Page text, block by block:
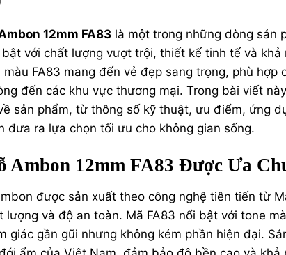
12mm FA83 là một trong những dòng sản
với chất lượng vượt trội, thiết kế tinh tế và khả
FA83 mang đến vẻ đẹp sang trọng, phù hợp
đến các khu vực thương mại. Trong bài viết
sản phẩm, từ thông số kỹ thuật, ưu điểm, ứng
đưa ra lựa chọn tối ưu cho không gian sống.
Ambon 12mm FA83 Được Ưa
được sản xuất theo công nghệ tiên tiến từ
lượng và độ an toàn. Mã FA83 nổi bật với tone
giác gần gũi nhưng không kém phần hiện đại.